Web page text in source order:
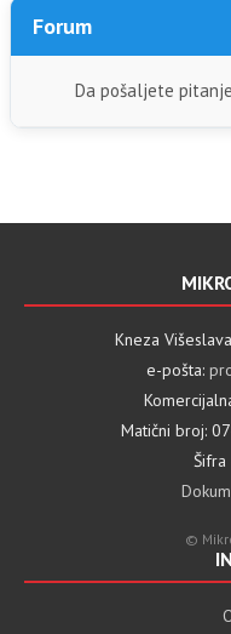
Forum
Da pošaljete
Kneza
e-pošta:
Matični broj:
©